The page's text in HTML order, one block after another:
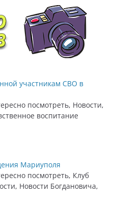
участникам СВО в
посмотреть, Новости,
воспитание
Мариуполя
посмотреть, Клуб
Новости Богдановича,